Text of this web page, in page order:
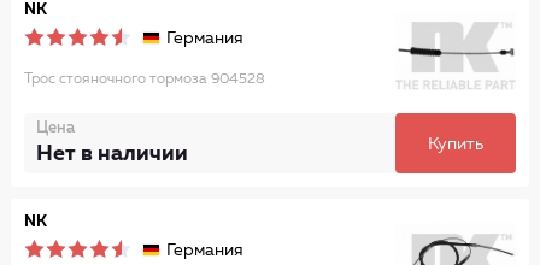
NK
Германия
Трос стояночного тормоза 904528
Цена
Нет в наличии Купить
NK
Германия